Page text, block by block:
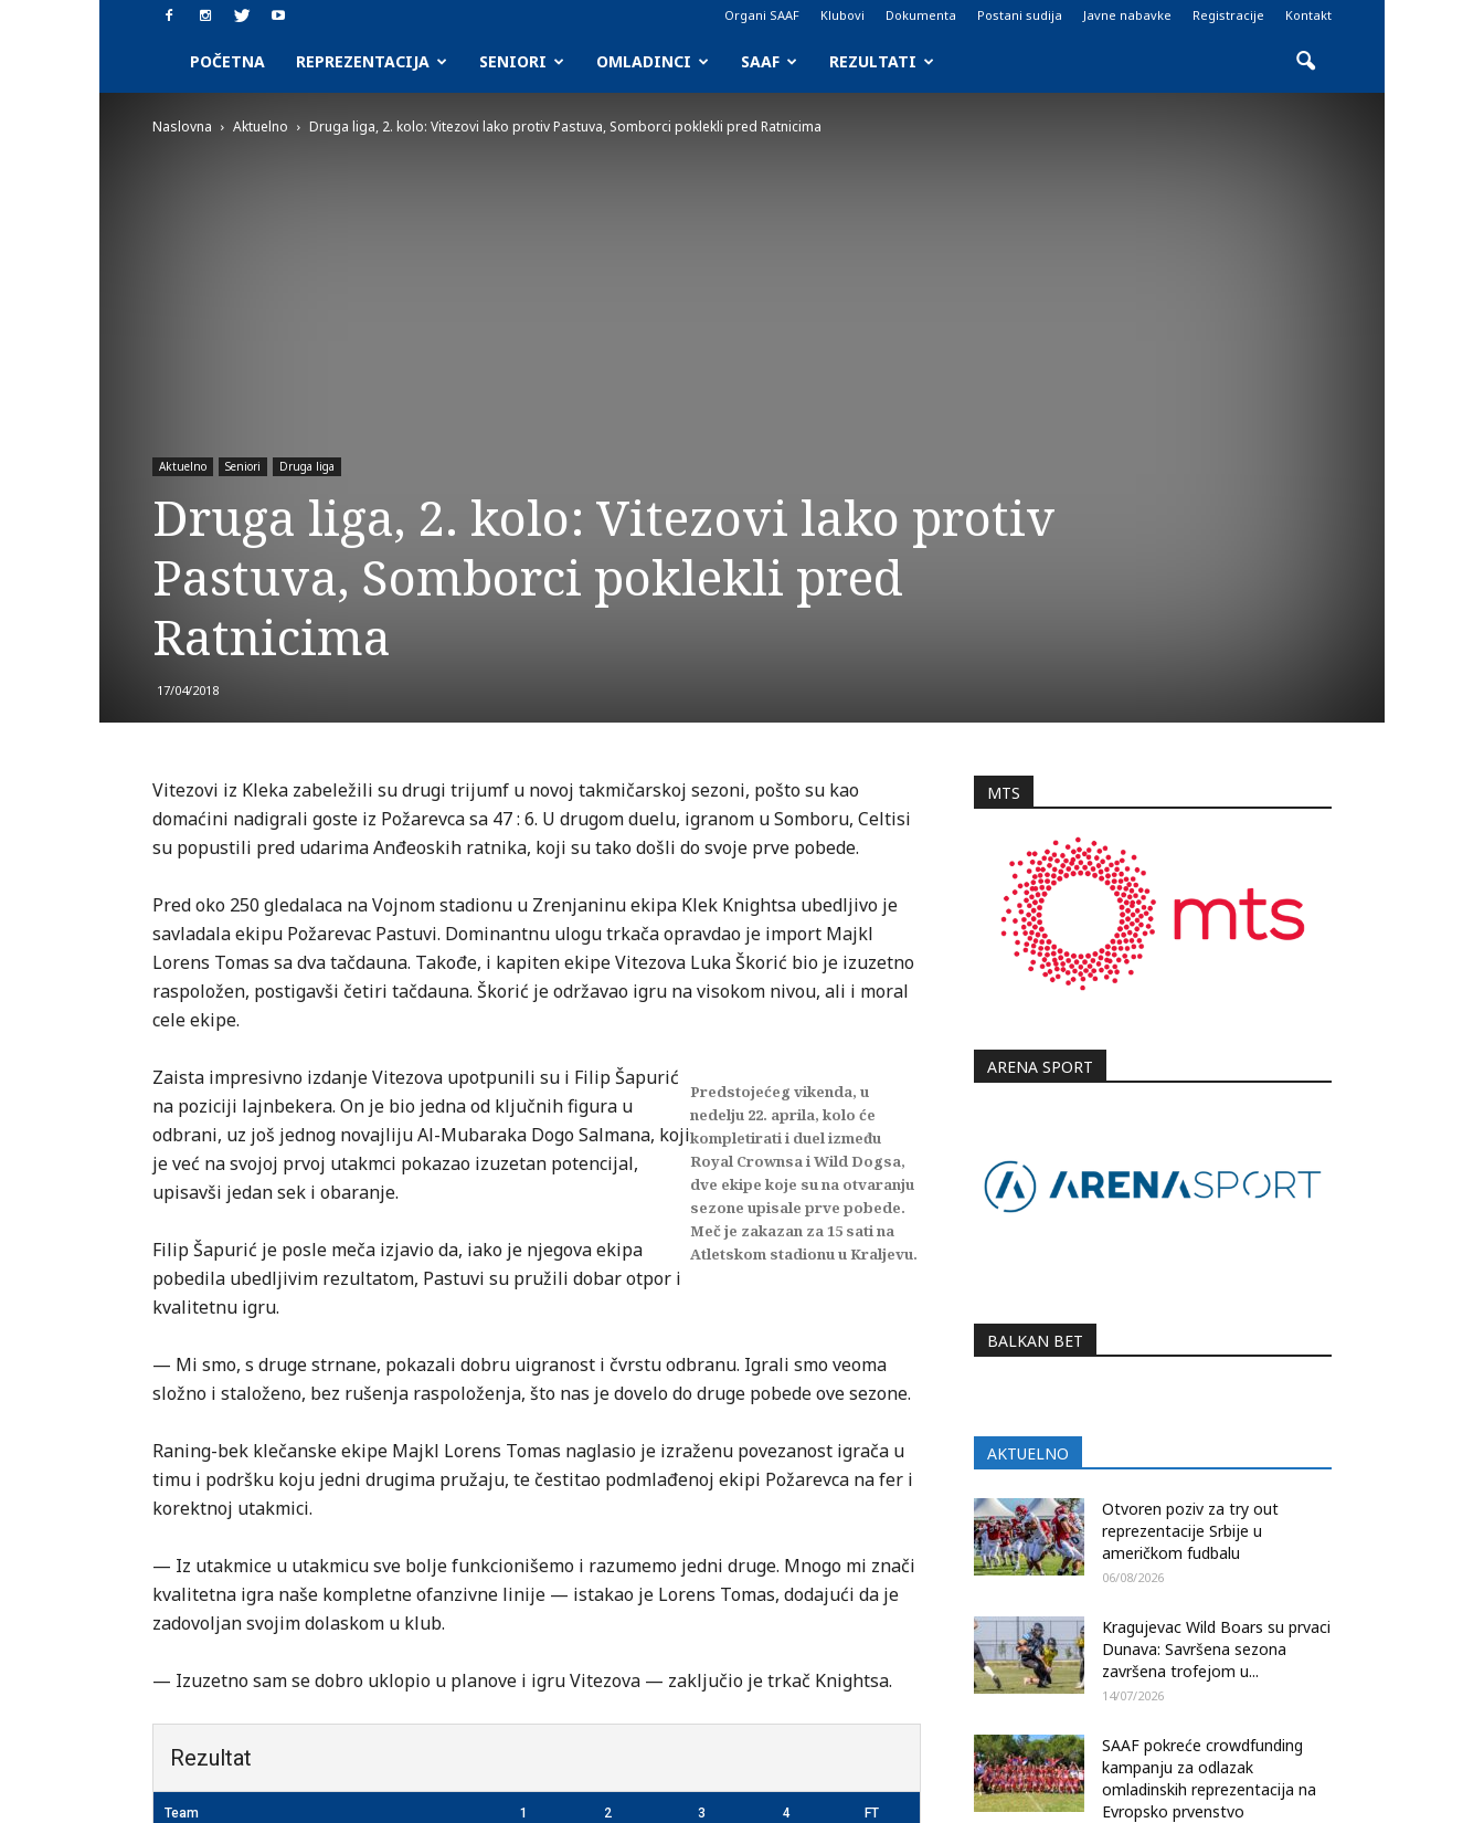
Organi SAAF Klubovi Dokumenta Postani sudija Javne nabavke Registracije Kontakt
SAAF.rs
POČETNA REPREZENTACIJA SENIORI OMLADINCI SAAF REZULTATI
Naslovna Aktuelno Druga liga, 2. kolo: Vitezovi lako protiv Pastuva, Somborci poklekli pred Ratnicima
Aktuelno Seniori Druga liga
Druga liga, 2. kolo: Vitezovi lako protiv
Pastuva, Somborci poklekli pred
Ratnicima
17/04/2018
Vitezovi iz Kleka zabeležili su drugi trijumf u novoj takmičarskoj sezoni, pošto su kao
domaćini nadigrali goste iz Požarevca sa 47 : 6. U drugom duelu, igranom u Somboru, Celtisi
su popustili pred udarima Anđeoskih ratnika, koji su tako došli do svoje prve pobede.
Pred oko 250 gledalaca na Vojnom stadionu u Zrenjaninu ekipa Klek Knightsa ubedljivo je
savladala ekipu Požarevac Pastuvi. Dominantnu ulogu trkača opravdao je import Majkl
Lorens Tomas sa dva tačdauna. Takođe, i kapiten ekipe Vitezova Luka Škorić bio je izuzetno
raspoložen, postigavši četiri tačdauna. Škorić je održavao igru na visokom nivou, ali i moral
cele ekipe.
Predstojećeg vikenda, u
nedelju 22. aprila, kolo će
kompletirati i duel između
Royal Crownsa i Wild Dogsa,
dve ekipe koje su na otvaranju
sezone upisale prve pobede.
Meč je zakazan za 15 sati na
Atletskom stadionu u Kraljevu.
Zaista impresivno izdanje Vitezova upotpunili su i Filip Šapurić
na poziciji lajnbekera. On je bio jedna od ključnih figura u
odbrani, uz još jednog novajliju Al-Mubaraka Dogo Salmana, koji
je već na svojoj prvoj utakmci pokazao izuzetan potencijal,
upisavši jedan sek i obaranje.
Filip Šapurić je posle meča izjavio da, iako je njegova ekipa
pobedila ubedljivim rezultatom, Pastuvi su pružili dobar otpor i
kvalitetnu igru.
— Mi smo, s druge strnane, pokazali dobru uigranost i čvrstu odbranu. Igrali smo veoma
složno i staloženo, bez rušenja raspoloženja, što nas je dovelo do druge pobede ove sezone.
Raning-bek klečanske ekipe Majkl Lorens Tomas naglasio je izraženu povezanost igrača u
timu i podršku koju jedni drugima pružaju, te čestitao podmlađenoj ekipi Požarevca na fer i
korektnoj utakmici.
— Iz utakmice u utakmicu sve bolje funkcionišemo i razumemo jedni druge. Mnogo mi znači
kvalitetna igra naše kompletne ofanzivne linije — istakao je Lorens Tomas, dodajući da je
zadovoljan svojim dolaskom u klub.
— Izuzetno sam se dobro uklopio u planove i igru Vitezova — zaključio je trkač Knightsa.
Rezultat
Team 1 2 3 4 FT
MTS
ARENA SPORT
BALKAN BET
AKTUELNO
Otvoren poziv za try out
reprezentacije Srbije u
američkom fudbalu
06/08/2026
Kragujevac Wild Boars su prvaci
Dunava: Savršena sezona
završena trofejom u...
14/07/2026
SAAF pokreće crowdfunding
kampanju za odlazak
omladinskih reprezentacija na
Evropsko prvenstvo